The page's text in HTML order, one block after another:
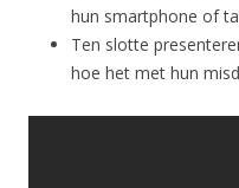
hun smartphone of
Ten slotte
hoe het met hun